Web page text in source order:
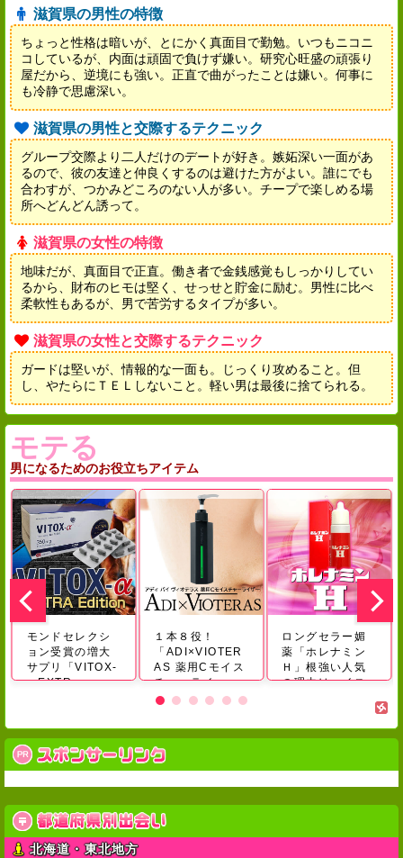
滋賀県の男性の特徴
ちょっと性格は暗いが、とにかく真面目で勤勉。いつもニコニ
コしているが、内面は頑固で負けず嫌い。研究心旺盛の頑張り
屋だから、逆境にも強い。正直で曲がったことは嫌い。何事に
も冷静で思慮深い。
滋賀県の男性と交際するテクニック
グループ交際より二人だけのデートが好き。嫉妬深い一面があ
るので、彼の友達と仲良くするのは避けた方がよい。誰にでも
合わすが、つかみどころのない人が多い。チープで楽しめる場
所へどんどん誘って。
滋賀県の女性の特徴
地味だが、真面目で正直。働き者で金銭感覚もしっかりしてい
るから、財布のヒモは堅く、せっせと貯金に励む。男性に比べ
柔軟性もあるが、男で苦労するタイプが多い。
滋賀県の女性と交際するテクニック
ガードは堅いが、情報的な一面も。じっくり攻めること。但
し、やたらにＴＥＬしないこと。軽い男は最後に捨てられる。
モテる
男になるためのお役立ちアイテム
１本８役！
「ADI×VIOTER
AS 薬用Cモイス
チャーライ...
ロングセラー媚
薬「ホレナミン
Ｈ」根強い人気
の理由はハイス
モンドセレクシ
ョン受賞の増大
サプリ「VITOX-
α EXTR...
北海道・東北地方